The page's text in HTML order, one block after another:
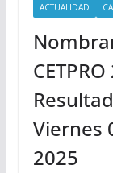
ACTUALIDAD
Viernes
2025